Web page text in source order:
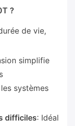
?
de vie,
simplifie
systèmes
difficiles: Idéal